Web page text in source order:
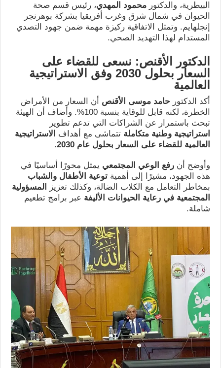
البيطرية، والدكتور محمود المهدي، رئيس قسم صحة
الحيوان في شمال شرق وغرب أفريقيا بشركة بوهرنجر
إنجلهايم. وتمثل الاتفاقية ركيزة مهمة ضمن جهود التصدي
المستدام لهذا التهديد الصحي.
الدكتور الأقنص: نسعى للقضاء على
السعار بحلول 2030 وفق الاستراتيجية
العالمية
أكد الدكتور حامد موسى الأقنصأن السعار من الأمراض
الخطرة، لكنه قابل للوقاية بنسبة 100%. وأضاف أن الهيئة
تبحث باستمرار عن الشراكات التي تدعم تطوير
استراتيجية وطنية متكاملةتتماشى مع أهداف
الاستراتيجية
العالمية للقضاء على السعار بحلول عام 2030
.
وأوضح أن رفع الوعي المجتمعييمثل محورًا أساسيًا في
هذه الجهود، مشيرًا إلى أهمية توعية الأطفال والشباب
بمخاطر التعامل مع الكلاب الضالة، وكذلك تعزيز
المسؤولية
المجتمعية في رعاية الحيوانات الأليفةعبر برامج تطعيم
شاملة.